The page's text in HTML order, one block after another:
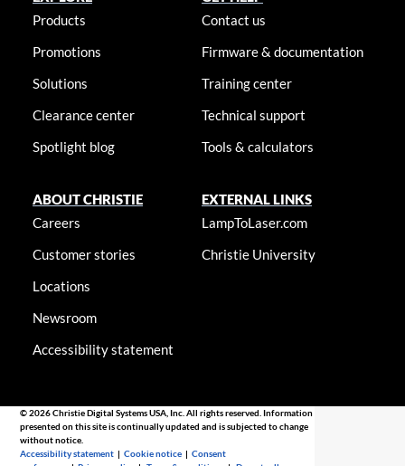
Products
Promotions
Solutions
Clearance center
Spotlight blog
Contact us
Firmware & documentation
Training center
Technical support
Tools & calculators
ABOUT CHRISTIE
Careers
Customer stories
Locations
Newsroom
Accessibility statement
EXTERNAL LINKS
LampToLaser.com
Christie University
© 2026 Christie Digital Systems USA, Inc. All rights reserved. Information
presented on this site is continually updated and is subjected to change
without notice.
Accessibility statement |Cookie notice |Consent